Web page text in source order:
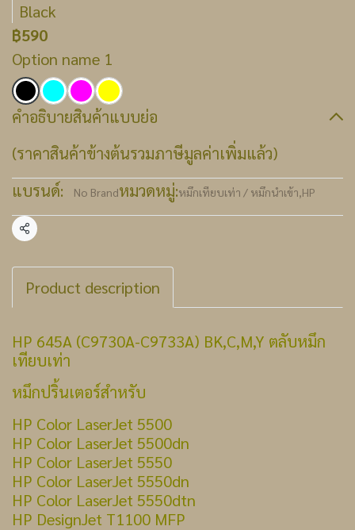
Black
฿590
Option name 1
คำอธิบายสินค้าแบบย่อ
(ราคาสินค้าข้างต้นรวมภาษีมูลค่าเพิ่มแล้ว)
แบรนด์:
No Brandหมวดหมู่:หมึกเทียบเท่า / หมึกนำเข้า,HP
แชร์
Product description
HP 645A (C9730A-C9733A) BK,C,M,Y ตลับหมึก
เทียบเท่า
หมึกปริ้นเตอร์สำหรับ
HP Color LaserJet 5500
HP Color LaserJet 5500dn
HP Color LaserJet 5550
HP Color LaserJet 5550dn
HP Color LaserJet 5550dtn
HP DesignJet T1100 MFP